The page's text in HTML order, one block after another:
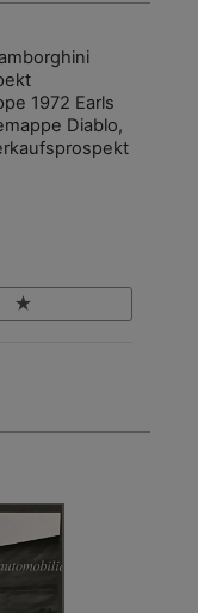
1972 Earls
Diablo,